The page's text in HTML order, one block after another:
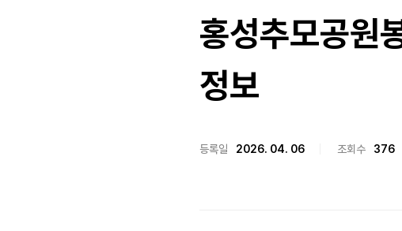
홍성추모공원
정보
등록일 2026. 04. 06 조회수 376